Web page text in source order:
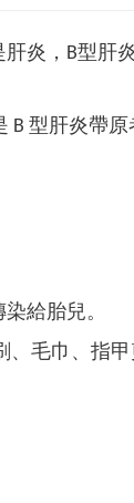
炎，B型肝
型肝炎帶原
給胎兒。
毛巾、指甲